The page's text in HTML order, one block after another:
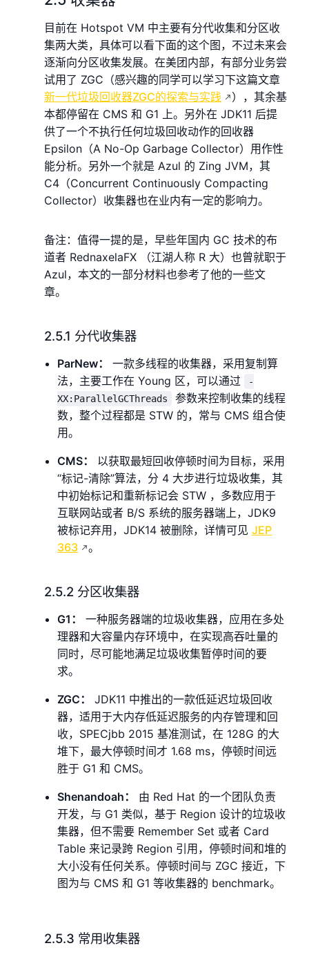
目前在 Hotspot VM 中主要有分代收集和分区收
集两大类，具体可以看下面的这个图，不过未来会
逐渐向分区收集发展。在美团内部，有部分业务尝
试用了 ZGC（感兴趣的同学可以学习下这篇文章
新一代垃圾回收器ZGC的探索与实践
），其余基
本都停留在 CMS 和 G1 上。另外在 JDK11 后提
供了一个不执行任何垃圾回收动作的回收器
Epsilon（A No-Op Garbage Collector）用作性
能分析。另外一个就是 Azul 的 Zing JVM，其
C4（Concurrent Continuously Compacting
Collector）收集器也在业内有一定的影响力。
备注：值得一提的是，早些年国内 GC 技术的布
道者 RednaxelaFX （江湖人称 R 大）也曾就职于
Azul，本文的一部分材料也参考了他的一些文
章。
2.5.1 分代收集器
ParNew：
一款多线程的收集器，采用复制算
法，主要工作在 Young 区，可以通过
-
XX:ParallelGCThreads
参数来控制收集的线程
数，整个过程都是 STW 的，常与 CMS 组合使
用。
CMS：
以获取最短回收停顿时间为目标，采用
“标记-清除”算法，分 4 大步进行垃圾收集，其
中初始标记和重新标记会 STW ，多数应用于
互联网站或者 B/S 系统的服务器端上，JDK9
被标记弃用，JDK14 被删除，详情可见JEP
363
。
2.5.2 分区收集器
G1：
一种服务器端的垃圾收集器，应用在多处
理器和大容量内存环境中，在实现高吞吐量的
同时，尽可能地满足垃圾收集暂停时间的要
求。
ZGC：
JDK11 中推出的一款低延迟垃圾回收
器，适用于大内存低延迟服务的内存管理和回
收，SPECjbb 2015 基准测试，在 128G 的大
堆下，最大停顿时间才 1.68 ms，停顿时间远
胜于 G1 和 CMS。
Shenandoah：
由 Red Hat 的一个团队负责
开发，与 G1 类似，基于 Region 设计的垃圾收
集器，但不需要 Remember Set 或者 Card
Table 来记录跨 Region 引用，停顿时间和堆的
大小没有任何关系。停顿时间与 ZGC 接近，下
图为与 CMS 和 G1 等收集器的 benchmark。
2.5.3 常用收集器